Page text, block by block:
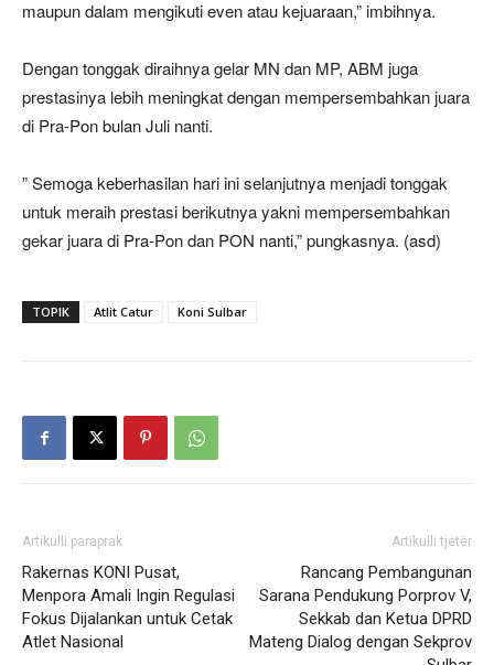
maupun dalam mengikuti even atau kejuaraan,” imbihnya.
Dengan tonggak diraihnya gelar MN dan MP, ABM juga
prestasinya lebih meningkat dengan mempersembahkan juara
di Pra-Pon bulan Juli nanti.
” Semoga keberhasilan hari ini selanjutnya menjadi tonggak
untuk meraih prestasi berikutnya yakni mempersembahkan
gekar juara di Pra-Pon dan PON nanti,” pungkasnya. (asd)
TOPIK Atlit Catur Koni Sulbar
Artikulli paraprak
Rakernas KONI Pusat,
Menpora Amali Ingin Regulasi
Fokus Dijalankan untuk Cetak
Atlet Nasional
Artikulli tjetër
Rancang Pembangunan
Sarana Pendukung Porprov V,
Sekkab dan Ketua DPRD
Mateng Dialog dengan Sekprov